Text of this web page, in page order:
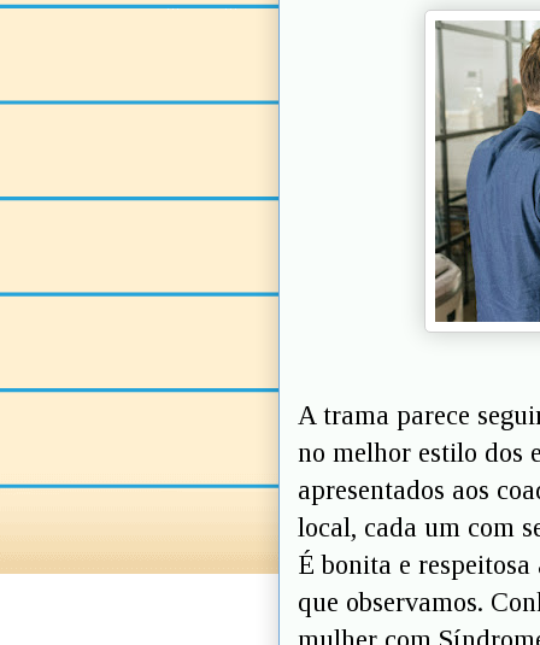
A trama parece
no melhor estilo dos
apresentados aos
local, cada um com
É bonita e
que observamos.